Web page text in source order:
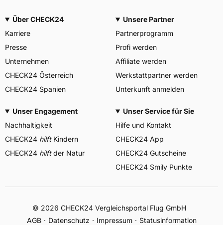
Über CHECK24
Karriere
Presse
Unternehmen
CHECK24 Österreich
CHECK24 Spanien
Unsere Partner
Partnerprogramm
Profi werden
Affiliate werden
Werkstattpartner werden
Unterkunft anmelden
Unser Engagement
Nachhaltigkeit
CHECK24 hilftKindern
CHECK24 hilftder Natur
Unser Service für Sie
Hilfe und Kontakt
CHECK24 App
CHECK24 Gutscheine
CHECK24 Smily Punkte
© 2026 CHECK24 Vergleichsportal Flug GmbH
AGB
Datenschutz Impressum Statusinformation